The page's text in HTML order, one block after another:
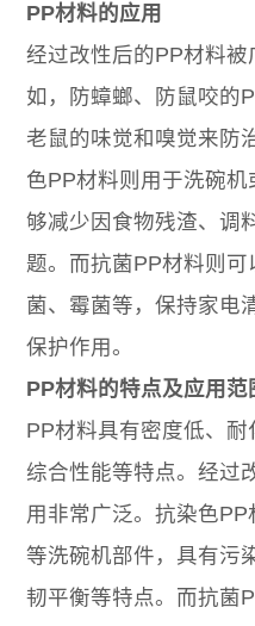
PP材料的应用
经过改性后的PP材料被
如，防蟑螂、防鼠咬的
老鼠的味觉和嗅觉来防
色PP材料则用于洗碗
够减少因食物残渣、调
题。而抗菌PP材料则
菌、霉菌等，保持家电
保护作用。
PP材料的特点及应用范
PP材料具有密度低、
综合性能等特点。经过
用非常广泛。抗染色
等洗碗机部件，具有污
韧平衡等特点。而抗菌